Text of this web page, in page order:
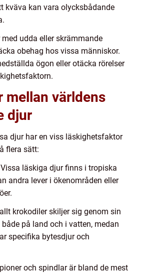
kväva kan vara olycksbådande
med udda eller skrämmande
obehag hos vissa människor.
ögon eller otäcka rörelser
mellan världens
djur
djur har en viss läskighetsfaktor
flera sätt:
läskiga djur finns i tropiska
andra lever i ökenområden eller
krokodiler skiljer sig genom sin
på land och i vatten, medan
specifika bytesdjur och
och spindlar är bland de mest